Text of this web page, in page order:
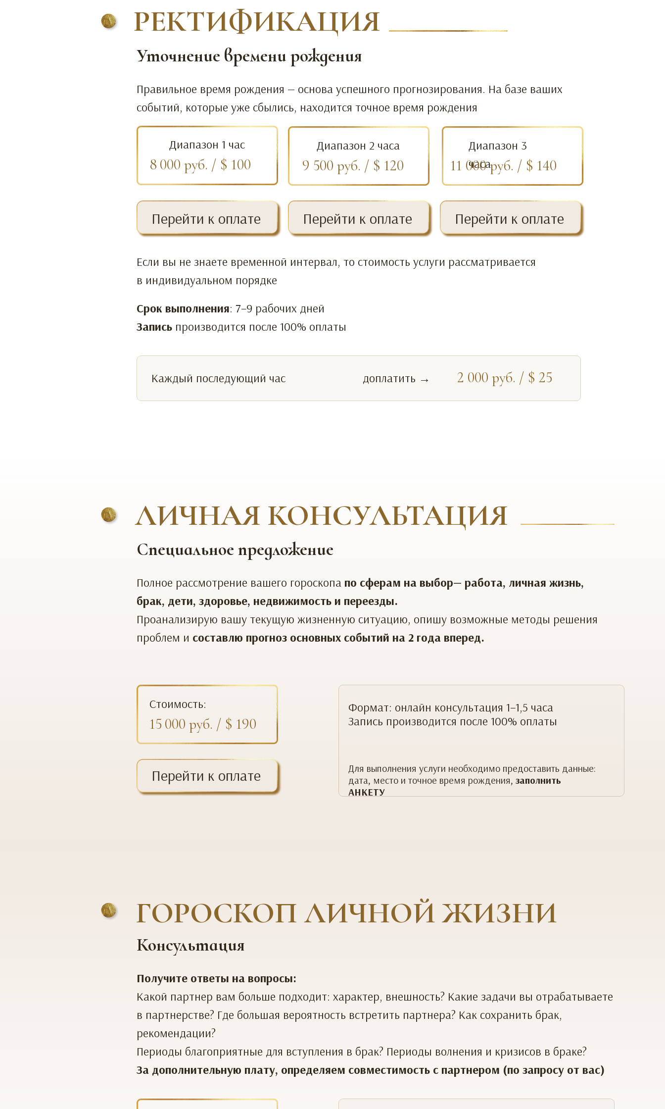
Правильное время рождения — основа успешного прогнозирования. На базе ваших
событий, которые уже сбылись, находится точное время рождения
Срок выполнения: 7−9 рабочих дней
Запись производится после 100% оплаты
Если вы не знаете временной интервал, то стоимость услуги рассматривается
в индивидуальном порядке
Перейти к оплате
Диапазон 3
часа
11 000 руб. / $ 140
Перейти к оплате
9 500 руб. / $ 120
Диапазон 2 часа
Диапазон 1 час
8 000 руб. / $ 100
Перейти к оплате
доплатить → 2 000 руб. / $ 25
Каждый последующий час
Уточнение времени рождения
РЕКТИФИКАЦИЯ
Полное рассмотрение вашего гороскопа по сферам на выбор— работа, личная жизнь,
брак, дети, здоровье, недвижимость и переезды.
Проанализирую вашу текущую жизненную ситуацию, опишу возможные методы решения
проблем и составлю прогноз основных событий на 2 года вперед.
Для выполнения услуги необходимо предоставить данные:
дата, место и точное время рождения, заполнить
АНКЕТУ
Формат: онлайн консультация 1−1,5 часа
Запись производится после 100% оплаты
Стоимость:
15 000 руб. / $ 190
Перейти к оплате
Специальное предложение
ЛИЧНАЯ КОНСУЛЬТАЦИЯ
Получите ответы на вопросы:
Какой партнер вам больше подходит: характер, внешность? Какие задачи вы отрабатываете
в партнерстве? Где большая вероятность встретить партнера? Как сохранить брак,
рекомендации?
Периоды благоприятные для вступления в брак? Периоды волнения и кризисов в браке?
За дополнительную плату, определяем совместимость с партнером (по запросу от вас)
Консультация
ГОРОСКОП ЛИЧНОЙ ЖИЗНИ